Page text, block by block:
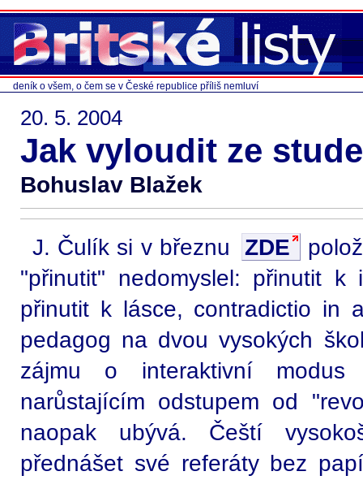
deník o všem, o čem se v České republice příliš nemluví
20. 5. 2004
Jak vyloudit ze
Bohuslav Blažek
J. Čulík si v březnu ZDE
"přinutit" nedomyslel: přinutit k
přinutit k lásce, contradictio in
pedagog na dvou vysokých
zájmu o interaktivní
narůstajícím odstupem od
naopak ubývá. Čeští
přednášet své referáty bez